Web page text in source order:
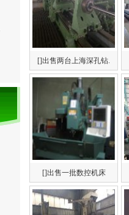
[]出售两台上海深孔钻.
[]出售一批数控机床